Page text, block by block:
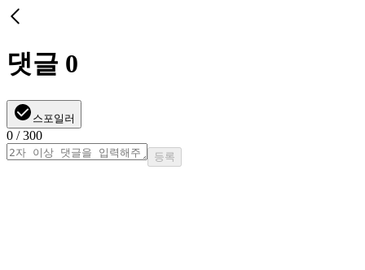
댓글 0
스포일러
0 / 300
등록